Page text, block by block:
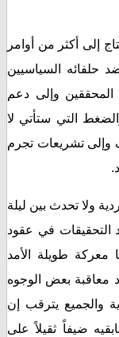
أكثر من أوامر
السياسيين
وإلى دعم
التي ستأتي لا
تشريعات تجرم
تحدث بين ليلة
في عقود
طويلة الأمد
بعض الوجوه
يترقب إن
ثقيلاً على